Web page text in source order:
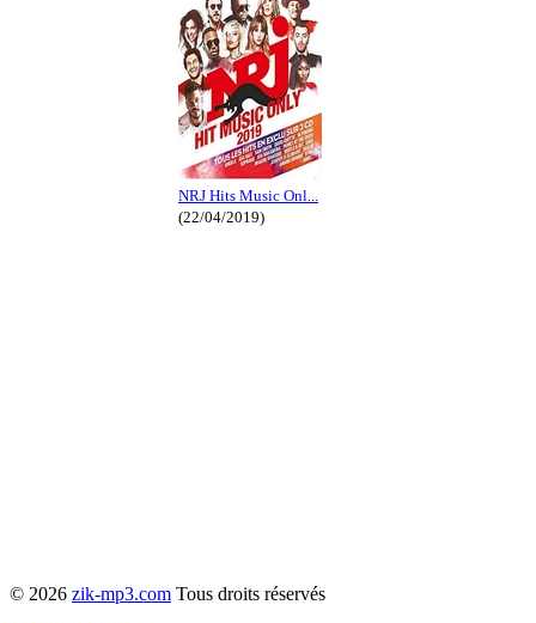
NRJ Hits Music Onl...
(22/04/2019)
© 2026 zik-mp3.com Tous droits réservés